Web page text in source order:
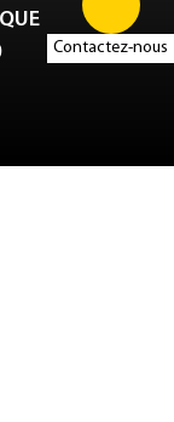
Contactez-nous